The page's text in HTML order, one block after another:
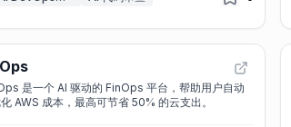
是一个 AI 驱动的 FinOps 平台，帮助用户自动
AWS 成本，最高可节省 50% 的云支出。